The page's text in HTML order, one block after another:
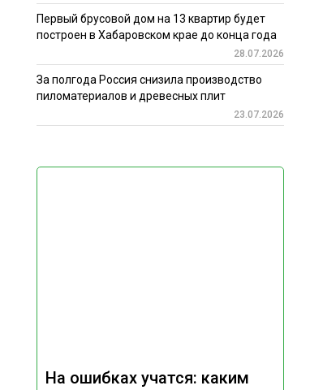
На ошибках учатся: каким
Первый брусовой дом на 13 квартир будет
построен в Хабаровском крае до конца года
28.07.2026
За полгода Россия снизила производство
пиломатериалов и древесных плит
23.07.2026